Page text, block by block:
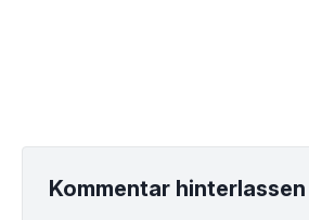
Kommentar hinterlassen